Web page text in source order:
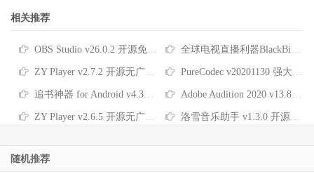
相关推荐
OBS Studio v26.0.2 开源免费跨平台直播工具和视频录制软件 全球电视直播利器BlackBird-Player v1.8.10 黑鸟播放器PC版
ZY Player v2.7.2 开源无广告的全网影播放器中文免费版 PureCodec v20201130 强大专业完美解码播放器官方纯净版
追书神器 for Android v4.36.1 去广告VIP可换源及魅族定制版 Adobe Audition 2020 v13.8 音频录制编辑软件中文绿色版
ZY Player v2.6.5 开源无广告的全网影播放器中文免费版 洛雪音乐助手 v1.3.0 开源免费跨平台全网版权付费音乐下载器
随机推荐